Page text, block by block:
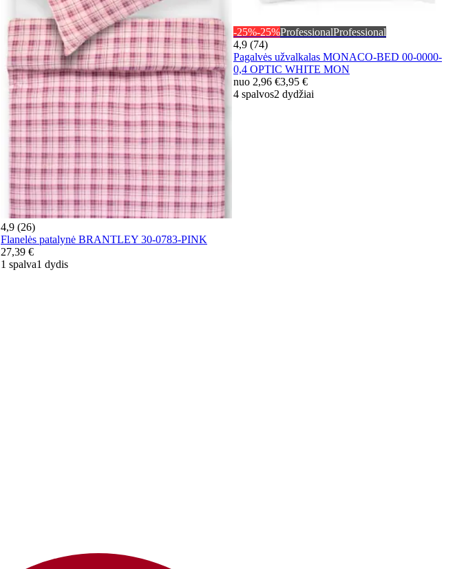
4,9 (26)
Flanelės patalynė BRANTLEY 30-0783-PINK
27,39 €
1 spalva1 dydis
-25%-25%ProfessionalProfessional
4,9 (74)
Pagalvės užvalkalas MONACO-BED 00-0000-
0,4 OPTIC WHITE MON
nuo 2,96 €3,95 €
4 spalvos2 dydžiai